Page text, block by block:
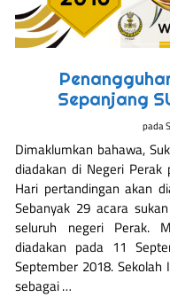
Sepanjang
pada
Dimaklumkan bahawa,
diadakan di Negeri
Hari pertandingan akan
Sebanyak 29 acara
seluruh negeri Perak.
diadakan pada 11
September 2018. Sekolah
sebagai …